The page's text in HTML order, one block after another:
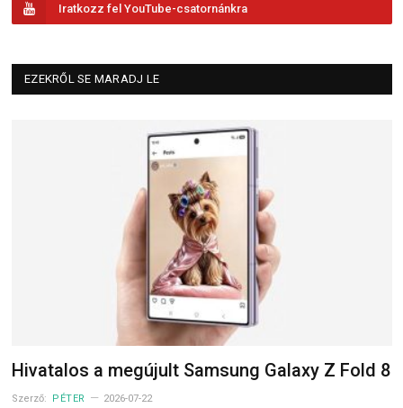
Iratkozz fel YouTube-csatornánkra
EZEKRŐL SE MARADJ LE
Hivatalos a megújult Samsung Galaxy Z Fold 8
Szerző: PÉTER 2026-07-22